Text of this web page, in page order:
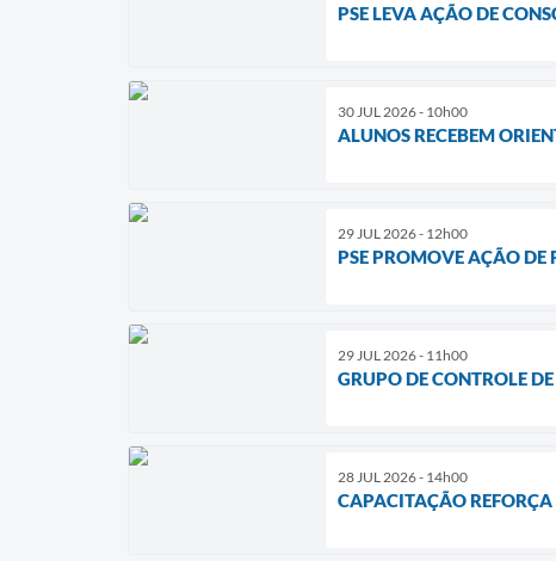
PSE LEVA AÇÃO DE
30 JUL 2026 - 10h00
ALUNOS RECEBEM
29 JUL 2026 - 12h00
PSE PROMOVE AÇÃO DE
29 JUL 2026 - 11h00
GRUPO DE CONTROLE
28 JUL 2026 - 14h00
CAPACITAÇÃO